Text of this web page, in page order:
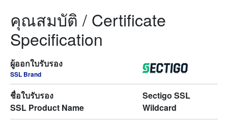
คุณสมบัติ / Certificate
Specification
ผู้ออกใบรับรอง
SSL Brand
ชื่อใบรับรอง
SSL Product Name
Sectigo SSL
Wildcard